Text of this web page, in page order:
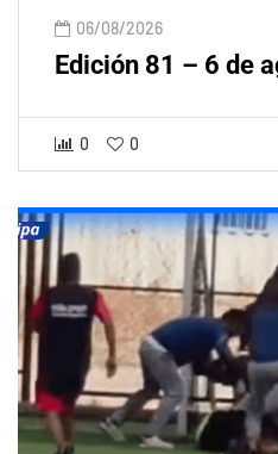
06/08/2026
Edición 81 – 6 de
0 0